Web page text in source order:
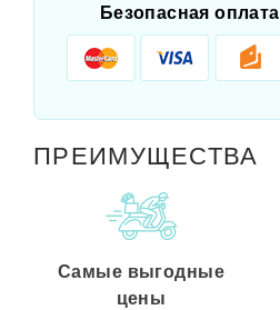
Безопасная
ПРЕИМУЩЕСТВА
Самые выгодные
цены